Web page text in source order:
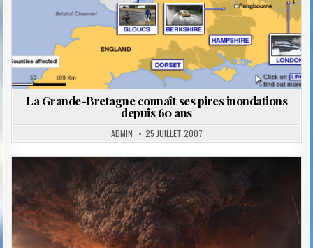
La Grande-Bretagne connaît ses pires inondations
depuis 60 ans
ADMIN 25 JUILLET 2007
Posted
in